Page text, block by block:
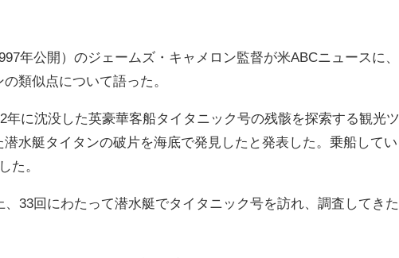
年公開）のジェームズ・キャメロン監督が米ABCニュースに、
類似点について語った。
年に沈没した英豪華客船タイタニック号の残骸を探索する観光ツ
水艇タイタンの破片を海底で発見したと発表した。乗船してい
た。
33回にわたって潜水艇でタイタニック号を訪れ、調査してきた